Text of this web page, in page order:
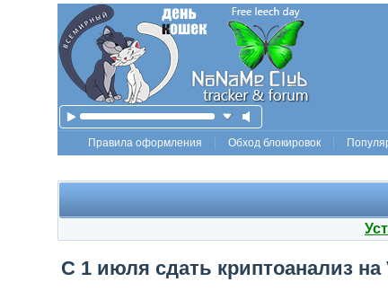
Правила оформления Обход блокировок
С 1 июля сдать криптоанализ